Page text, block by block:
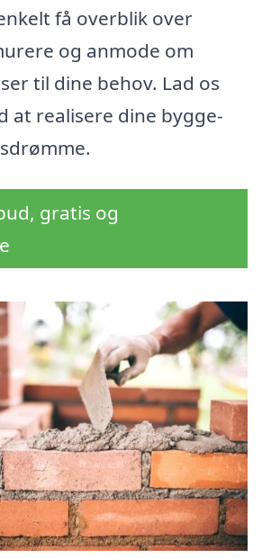
få overblik over
og anmode om
til dine behov. Lad os
at realisere dine bygge-
gratis og